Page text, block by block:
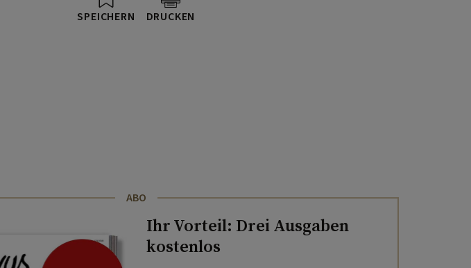
SPEICHERN DRUCKEN
ABO
Ihr Vorteil: Drei Ausgaben
kostenlos